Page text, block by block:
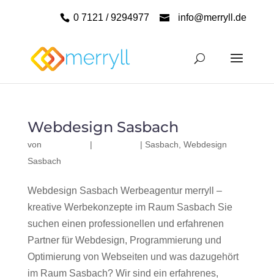
0 7121 / 9294977 info@merryll.de
Webdesign Sasbach
von | | Sasbach Webdesign
Sasbach
Webdesign Sasbach Werbeagentur merryll –
kreative Werbekonzepte im Raum Sasbach Sie
suchen einen professionellen und erfahrenen
Partner für Webdesign, Programmierung und
Optimierung von Webseiten und was dazugehört
im Raum Sasbach? Wir sind ein erfahrenes,